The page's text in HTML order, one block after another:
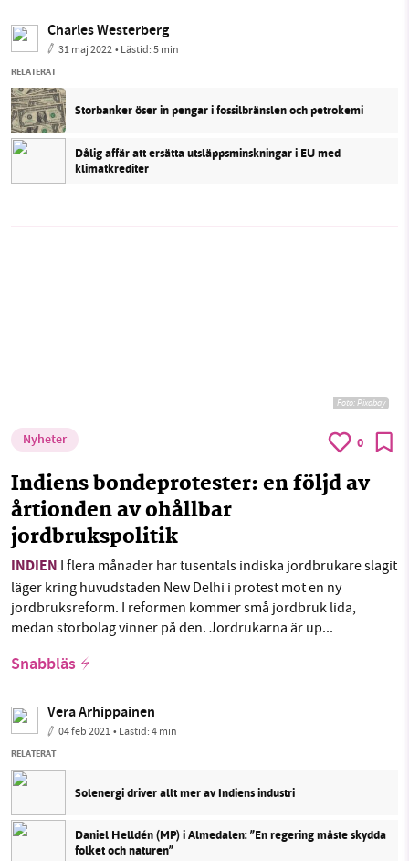
Charles Westerberg
31 maj 2022• Lästid:5 min
RELATERAT
Storbanker öser in pengar i fossilbränslen och petrokemi
Dålig affär att ersätta utsläppsminskningar i EU med
klimatkrediter
Foto:Pixabay
Nyheter 0
Indiens bondeprotester: en följd av
årtionden av ohållbar
jordbrukspolitik
INDIEN I flera månader har tusentals indiska jordbrukare slagit
läger kring huvudstaden New Delhi i protest mot en ny
jordbruksreform. I reformen kommer små jordbruk lida,
medan storbolag vinner på den. Jordrukarna är up...
Snabbläs
Vera Arhippainen
04 feb 2021• Lästid:4 min
RELATERAT
Solenergi driver allt mer av Indiens industri
Daniel Helldén (MP) i Almedalen: ”En regering måste skydda
folket och naturen”